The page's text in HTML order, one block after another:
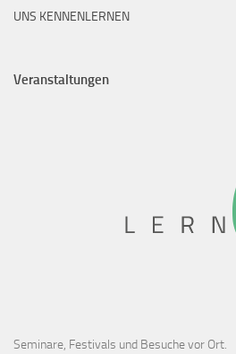
UNS KENNENLERNEN
Veranstaltungen
Seminare, Festivals und Besuche vor Ort.